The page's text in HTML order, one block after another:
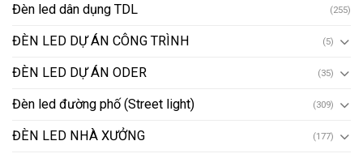
Đèn led dân dụng TDL (255)
ĐÈN LED DỰ ÁN CÔNG TRÌNH (5)
ĐÈN LED DỰ ÁN ODER (35)
Đèn led đường phố (Street light) (309)
ĐÈN LED NHÀ XƯỞNG (177)